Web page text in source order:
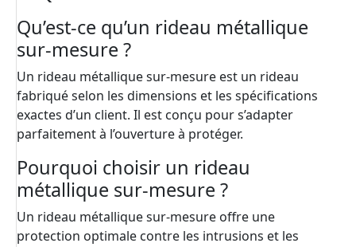
Qu’est-ce qu’un rideau métallique
sur-mesure ?
Un rideau métallique sur-mesure est un rideau
fabriqué selon les dimensions et les spécifications
exactes d’un client. Il est conçu pour s’adapter
parfaitement à l’ouverture à protéger.
Pourquoi choisir un rideau
métallique sur-mesure ?
Un rideau métallique sur-mesure offre une
protection optimale contre les intrusions et les